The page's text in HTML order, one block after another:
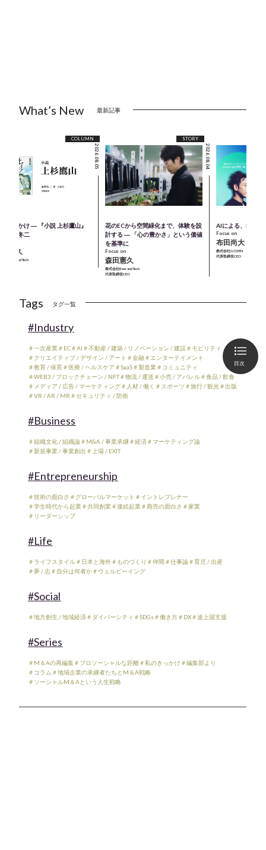
目次
What’s New 最新記事
COLUMN
2026.08.05
きっかけ ― 『小説 上杉鷹山』
童門冬二
田憲久
会社Beer and Tech
STORY
2026.08.04
花のECから空間緑化まで、体験を設
計する ― 「心の豊かさ」という価値
を基準に
Focus on
森田憲久
株式会社Beer and Tech
代表取締役CEO
AIによる、M＆A
Focus on
布田尚大
株式会社GOZEN
代表取締役CEO
Tags タグ一覧
#Industry
＃一次産業＃EC＃AI ＃不動産 / 建築 / リノベーション / 建設 ＃モビリティ
＃クリエイティブ / デザイン / アート ＃金融＃エンターテイメント
＃教育 / 保育＃医療 / ヘルスケア ＃SaaS＃製造業＃コミュニティ
＃WEB3 / ブロックチェーン / NFT＃物流 / 運送 ＃小売 / アパレル＃食品 / 飲食
＃メディア / 広告 / マーケティング＃人材 / 働く ＃スポーツ ＃旅行 / 観光＃出版
＃VR / AR / MR ＃セキュリティ / 防衛
#Business
＃組織文化 / 組織論＃M&A / 事業承継＃経済＃マーケティング論
＃新規事業 / 事業創出 ＃上場 / EXIT
#Entrepreneurship
＃技術の面白さ ＃グローバルマーケット ＃イントレプレナー
＃学生時代から起業＃共同創業＃連続起業＃商売の面白さ ＃家業
＃リーダーシップ
#Life
＃ライフスタイル＃日本と海外＃ものづくり ＃仲間 ＃仕事論＃育児 / 出産
＃夢 / 志＃自分は何者か＃ウェルビーイング
#Social
＃地方創生 / 地域経済＃ダイバーシティ ＃SDGs＃働き方＃DX＃途上国支援
#Series
＃M＆Aの再編集＃プロソーシャルな距離＃私のきっかけ ＃編集部より
＃コラム ＃地域企業の承継者たちとM＆A戦略
＃ソーシャルM＆Aという人生戦略